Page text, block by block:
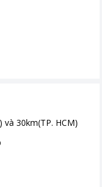
và 30km(TP. HCM)